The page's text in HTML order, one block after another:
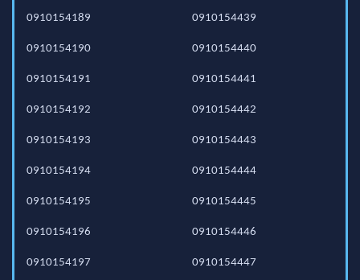
0910154189
0910154190
0910154191
0910154192
0910154193
0910154194
0910154195
0910154196
0910154197
0910154439
0910154440
0910154441
0910154442
0910154443
0910154444
0910154445
0910154446
0910154447